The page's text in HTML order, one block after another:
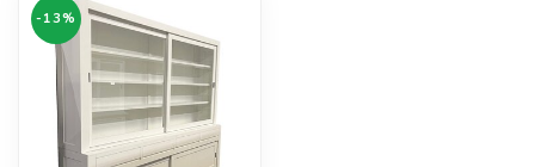
-13%